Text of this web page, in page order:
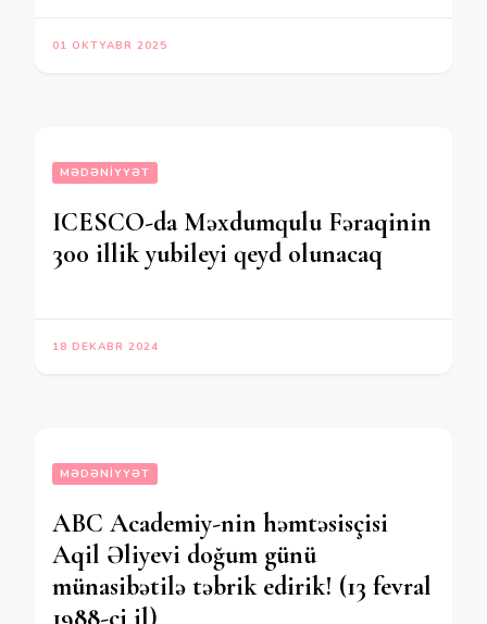
01 OKTYABR 2025
MƏDƏNIYYƏT
ICESCO-da Məxdumqulu Fəraqinin
300 illik yubileyi qeyd olunacaq
18 DEKABR 2024
MƏDƏNIYYƏT
ABC Academiy-nin həmtəsisçisi
Aqil Əliyevi doğum günü
münasibətilə təbrik edirik! (13 fevral